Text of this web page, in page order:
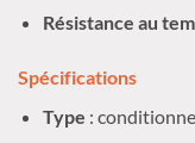
Résistance au
Spécifications
Type :